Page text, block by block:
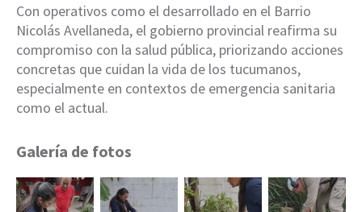
Con operativos como el desarrollado en el Barrio
Nicolás Avellaneda, el gobierno provincial reafirma su
compromiso con la salud pública, priorizando acciones
concretas que cuidan la vida de los tucumanos,
especialmente en contextos de emergencia sanitaria
como el actual.
Galería de fotos